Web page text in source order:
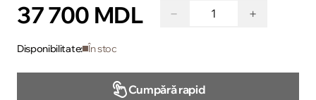
37 700 MDL − +
Disponibilitate: În stoc
Cumpără rapid